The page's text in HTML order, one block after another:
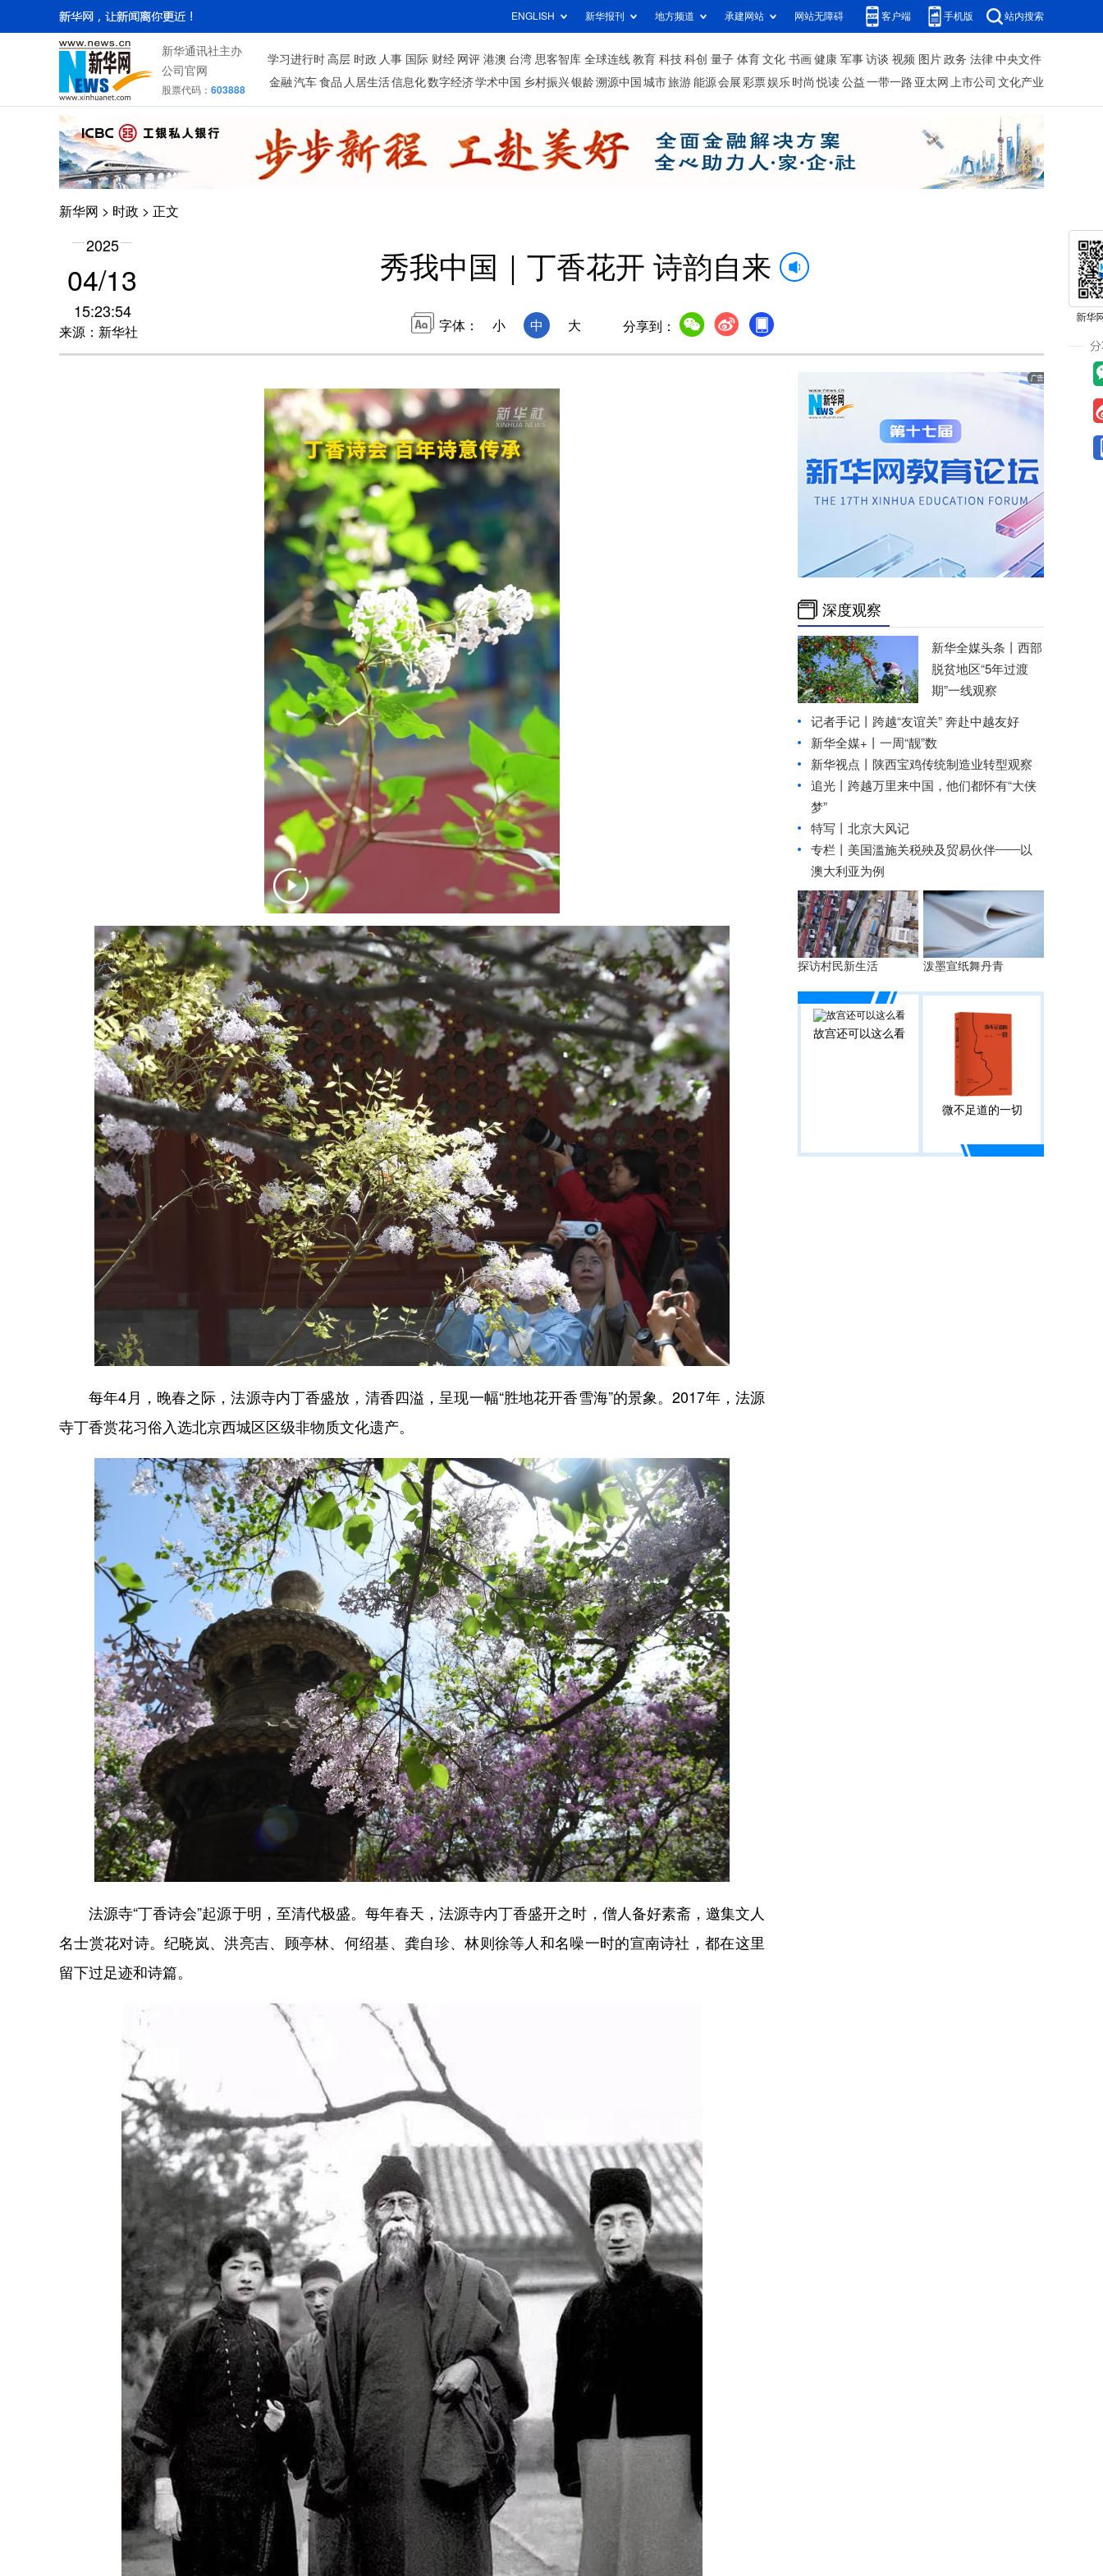
ENGLISH 新华报刊 地方频道 承建网站 网站无障碍 客户端 手机版 站内搜索
新华通讯社主办
公司官网
股票代码： 603888
学习进行时 高层 时政 人事 国际 财经 网评 港澳 台湾 思客智库 全球连线 教育 科技 科创 量子 体育 文化 书画 健康 军事 访谈 视频 图片 政务 法律 中央文件
金融 汽车 食品 人居生活信息化数字经济学术中国 乡村振兴银龄溯源中国 城市旅游 能源 会展 彩票娱乐 时尚 悦读 公益 一带一路 亚太网 上市公司 文化产业
新华网 > 时政 > 正文
2025
04/13
15:23:54
来源：新华社
秀我中国｜丁香花开 诗韵自来
字体： 小 中 大 分享到：
每年4月，晚春之际，法源寺内丁香盛放，清香四溢，呈现一幅“胜地花开香雪海”的景象。2017年，法源
寺丁香赏花习俗入选北京西城区区级非物质文化遗产。
法源寺“丁香诗会”起源于明，至清代极盛。每年春天，法源寺内丁香盛开之时，僧人备好素斋，邀集文人
名士赏花对诗。纪晓岚、洪亮吉、顾亭林、何绍基、龚自珍、林则徐等人和名噪一时的宣南诗社，都在这里
留下过足迹和诗篇。
深度观察
新华全媒头条丨 西部
脱贫地区“5年过渡
期”一线观察
记者手记丨跨越“友谊关” 奔赴中越友好
新华全媒+丨 一周“靓”数
新华视点丨 陕西宝鸡传统制造业转型观察
追光丨 跨越万里来中国，他们都怀有“大侠
梦”
特写丨北京大风记
专栏丨美国滥施关税殃及贸易伙伴——以
澳大利亚为例
探访村民新生活 泼墨宣纸舞丹青
故宫还可以这么看
微不足道的一切